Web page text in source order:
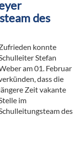
des
konnte
Stefan
am 01. Februar
dass die
Zeit vakante
im
des